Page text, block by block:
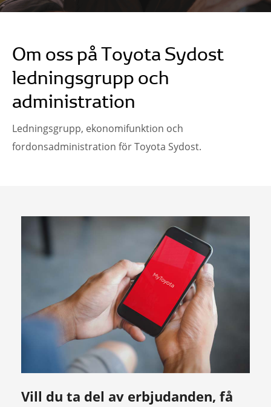
Om oss på Toyota Sydost
ledningsgrupp och
administration
Ledningsgrupp, ekonomifunktion och
fordonsadministration för Toyota Sydost.
Vill du ta del av erbjudanden, få